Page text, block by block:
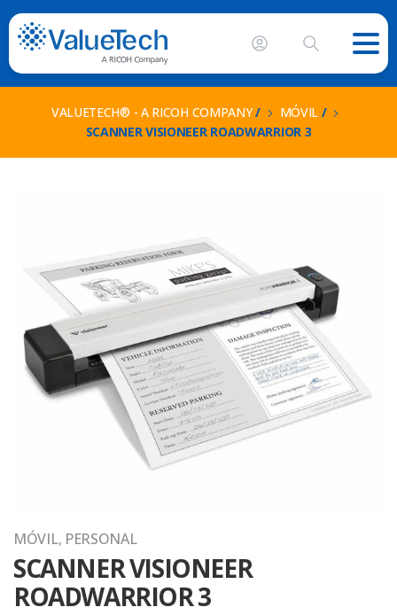
VALUETECH® - A RICOH COMPANY/ MÓVIL /
SCANNER VISIONEER ROADWARRIOR 3
MÓVIL, PERSONAL
SCANNER VISIONEER
ROADWARRIOR 3